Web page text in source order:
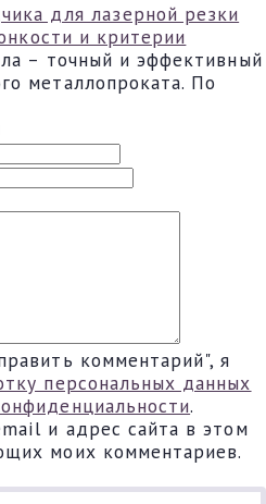
для лазерной резки
и критерии
– точный и эффективный
металлопроката. По
комментарий", я
персональных данных
.
и адрес сайта в этом
моих комментариев.